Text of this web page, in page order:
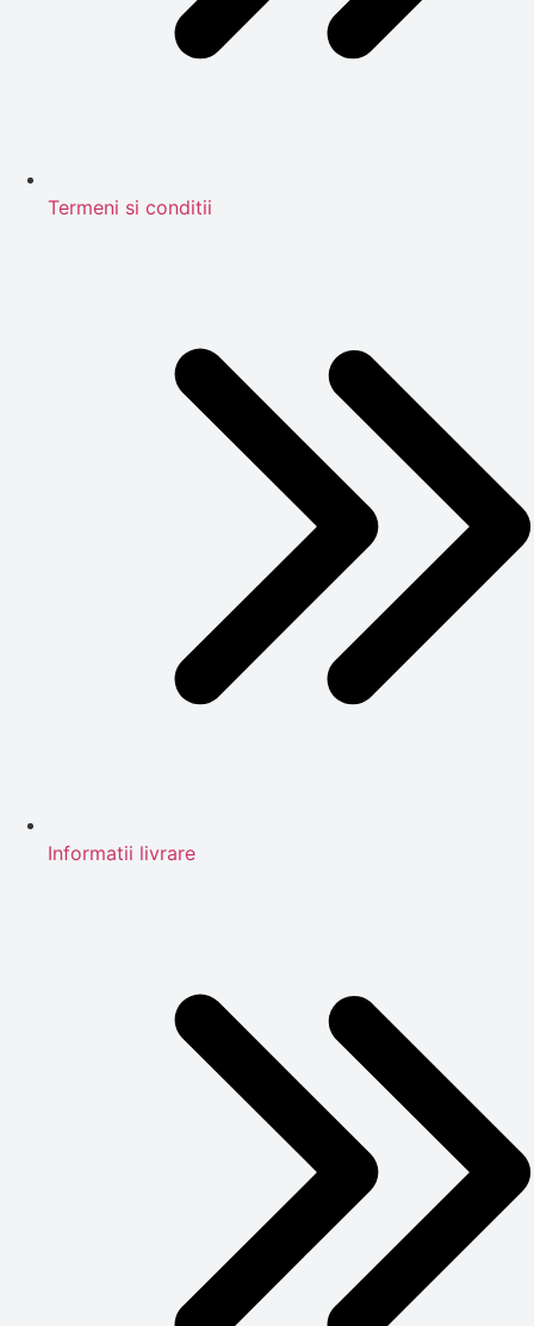
Termeni si conditii
Informatii livrare